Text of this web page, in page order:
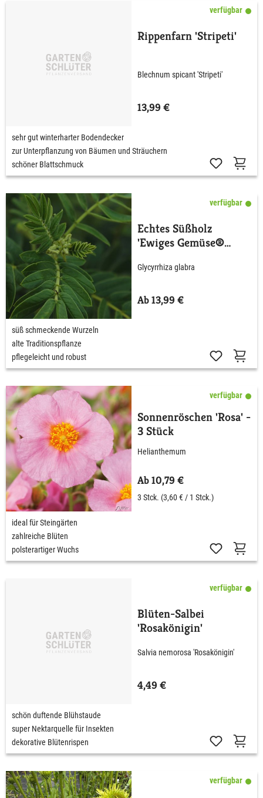
verfügbar
Rippenfarn 'Stripeti'
Blechnum spicant 'Stripeti'
13,99 €
sehr gut winterharter Bodendecker
zur Unterpflanzung von Bäumen und Sträuchern
schöner Blattschmuck
verfügbar
Echtes Süßholz
'Ewiges Gemüse®
Glycyrrhiza glabra
Ab 13,99 €
süß schmeckende Wurzeln
alte Traditionspflanze
pflegeleicht und robust
verfügbar
Sonnenröschen 'Rosa' -
3 Stück
Helianthemum
Ab 10,79 €
3 Stck. (3,60 € / 1 Stck.)
ideal für Steingärten
zahlreiche Blüten
polsterartiger Wuchs
verfügbar
Blüten-Salbei
'Rosakönigin'
Salvia nemorosa 'Rosakönigin'
4,49 €
schön duftende Blühstaude
super Nektarquelle für Insekten
dekorative Blütenrispen
verfügbar